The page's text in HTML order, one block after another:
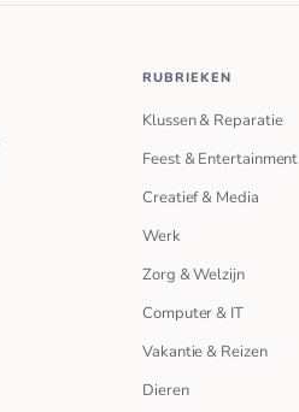
RUBRIEKEN
Klussen & Reparatie
Feest & Entertainment
Creatief & Media
Werk
Zorg & Welzijn
Computer & IT
Vakantie & Reizen
Dieren